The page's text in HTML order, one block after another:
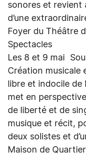
sonores et revient
d’une
Foyer du Théâtre
Spectacles
Les 8 et 9 mai
Création musicale
libre et indocile
met en
de liberté et de
musique et récit,
deux solistes et
Maison de